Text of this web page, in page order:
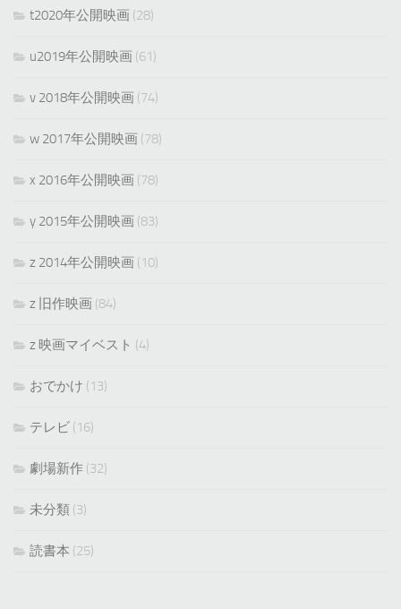
t2020年公開映画 (28)
u2019年公開映画 (61)
v 2018年公開映画 (74)
w 2017年公開映画 (78)
x 2016年公開映画 (78)
y 2015年公開映画 (83)
z 2014年公開映画 (10)
z 旧作映画 (84)
z 映画マイベスト (4)
おでかけ (13)
テレビ (16)
劇場新作 (32)
未分類 (3)
読書本 (25)